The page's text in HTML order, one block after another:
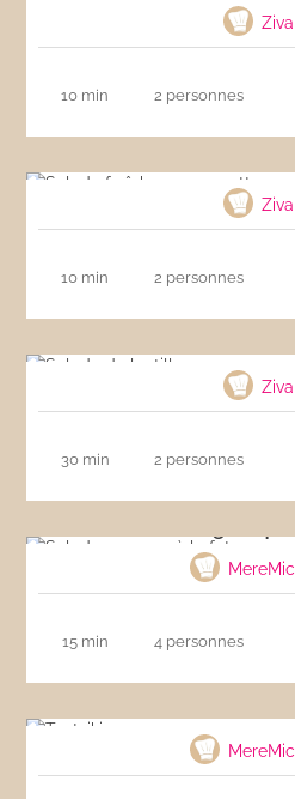
Ziva
10 min 2 personnes
Ziva
10 min 2 personnes
Salade de lentilles au
Ziva
30 min 2 personnes
15 min 4 personnes